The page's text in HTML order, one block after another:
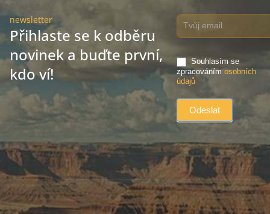
newsletter
Přihlaste se k odběru
novinek a buďte první,
kdo ví!
Souhlasím se
zpracovánímosobních
údajů